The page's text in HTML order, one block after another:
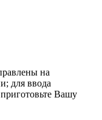
на
для ввода
Вашу